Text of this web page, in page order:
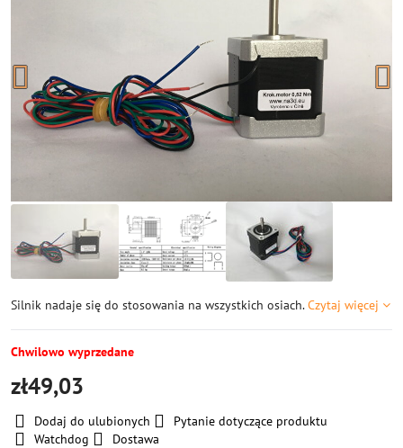
Silnik nadaje się do stosowania na wszystkich osiach.Czytaj więcej
Chwilowo wyprzedane
zł49,03
Dodaj do ulubionych
Pytanie dotyczące produktu
Watchdog
Dostawa